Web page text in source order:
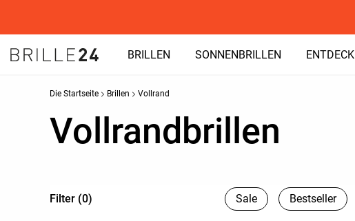
BRILLEN SONNENBRILLEN
Die Startseite Brillen Vollrand
Vollrandbrillen
Filter (0) Sale Bestseller